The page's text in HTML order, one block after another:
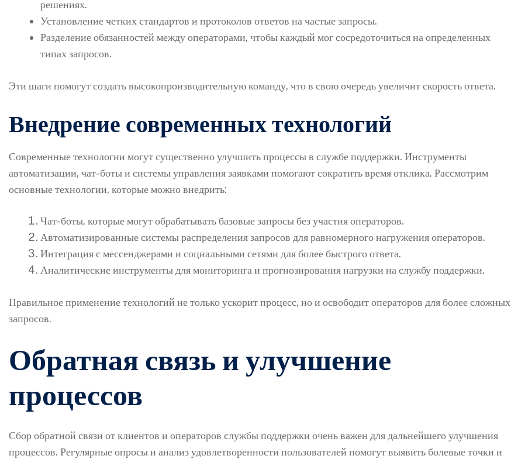
решениях.
Установление четких стандартов и протоколов ответов на частые запросы.
Разделение обязанностей между операторами, чтобы каждый мог сосредоточиться на определенных
типах запросов.
Эти шаги помогут создать высокопроизводительную команду, что в свою очередь увеличит скорость ответа.
Внедрение современных технологий
Современные технологии могут существенно улучшить процессы в службе поддержки. Инструменты
автоматизации, чат-боты и системы управления заявками помогают сократить время отклика. Рассмотрим
основные технологии, которые можно внедрить:
Чат-боты, которые могут обрабатывать базовые запросы без участия операторов.
Автоматизированные системы распределения запросов для равномерного нагружения операторов.
Интеграция с мессенджерами и социальными сетями для более быстрого ответа.
Аналитические инструменты для мониторинга и прогнозирования нагрузки на службу поддержки.
Правильное применение технологий не только ускорит процесс, но и освободит операторов для более сложных
запросов.
Обратная связь и улучшение
процессов
Сбор обратной связи от клиентов и операторов службы поддержки очень важен для дальнейшего улучшения
процессов. Регулярные опросы и анализ удовлетворенности пользователей помогут выявить болевые точки и